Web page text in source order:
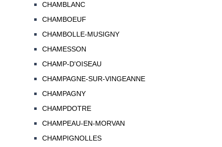
CHAMBLANC
CHAMBOEUF
CHAMBOLLE-MUSIGNY
CHAMESSON
CHAMP-D'OISEAU
CHAMPAGNE-SUR-VINGEANNE
CHAMPAGNY
CHAMPDOTRE
CHAMPEAU-EN-MORVAN
CHAMPIGNOLLES